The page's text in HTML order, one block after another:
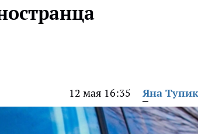
12 мая 16:35 Яна